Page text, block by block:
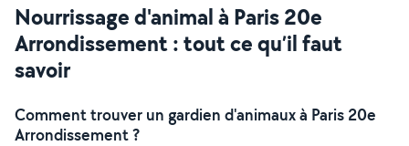
Nourrissage d'animal à Paris 20e
Arrondissement : tout ce qu’il faut
savoir
Comment trouver un gardien d'animaux à Paris 20e
Arrondissement ?